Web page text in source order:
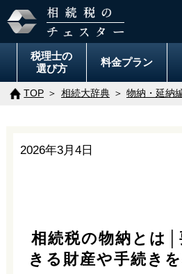
税理士の
選び方
料金プラン
TOP 相続大辞典 物納・延納
2026年3月4日
相続税の物納とは
きる財産や手続き